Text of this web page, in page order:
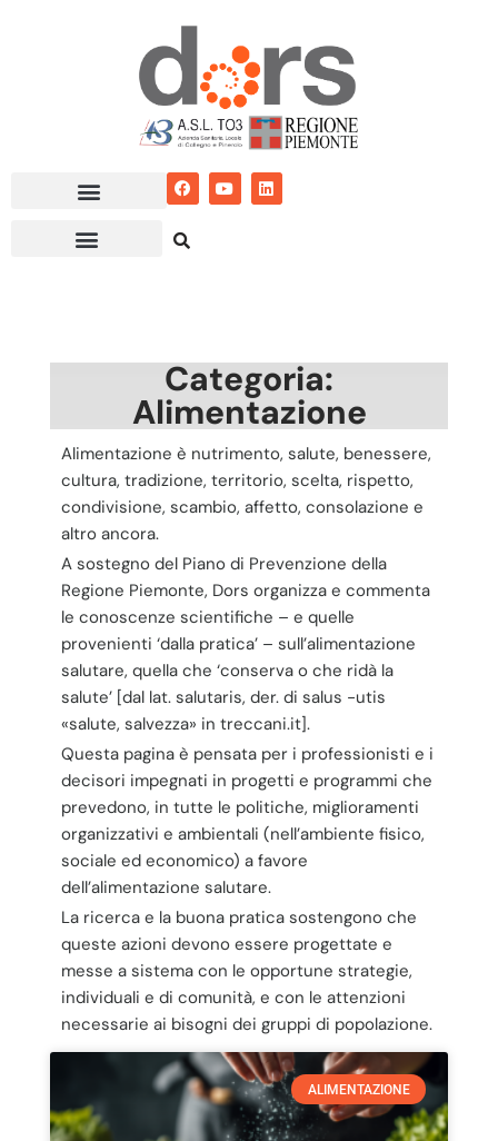
Categoria:
Alimentazione
Alimentazione è nutrimento, salute, benessere,
cultura, tradizione, territorio, scelta, rispetto,
condivisione, scambio, affetto, consolazione e
altro ancora.
A sostegno del Piano di Prevenzione della
Regione Piemonte, Dors organizza e commenta
le conoscenze scientifiche – e quelle
provenienti ‘dalla pratica’ – sull’alimentazione
salutare, quella che ‘conserva o che ridà la
salute’ [dal lat. salutaris, der. di salus -utis
«salute, salvezza» in treccani.it].
Questa pagina è pensata per i professionisti e i
decisori impegnati in progetti e programmi che
prevedono, in tutte le politiche, miglioramenti
organizzativi e ambientali (nell’ambiente fisico,
sociale ed economico) a favore
dell’alimentazione salutare.
La ricerca e la buona pratica sostengono che
queste azioni devono essere progettate e
messe a sistema con le opportune strategie,
individuali e di comunità, e con le attenzioni
necessarie ai bisogni dei gruppi di popolazione.
ALIMENTAZIONE